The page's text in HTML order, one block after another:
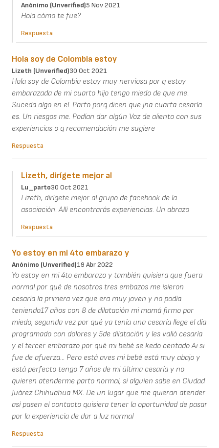
Anónimo (unverified)5 Nov 2021
Hola cómo te fue?
Respuesta
Hola soy de Colombia estoy
Lizeth (unverified)30 Oct 2021
Hola soy de Colombia estoy muy nerviosa por q estoy
embarazada de mi cuarto hijo tengo miedo de que me.
Suceda algo en el. Parto porq dicen que jna cuarta cesaría
es. Un riesgos me. Podían dar algún Voz de aliento con sus
experiencias o q recomendación me sugiere
Respuesta
Lizeth, dirígete mejor al
Lu_parto30 Oct 2021
Lizeth, dirígete mejor al grupo de facebook de la
asociación. Allí encontrarás experiencias. Un abrazo
Respuesta
Yo estoy en mi 4to embarazo y
Anónimo (unverified)19 Abr 2022
Yo estoy en mi 4to embarazo y también quisiera que fuera
normal por qué de nosotros tres embazos me isieron
cesaría la primera vez que era muy joven y no podía
teniendo17 años con 8 de dilatación mi mamá firmo por
miedo, segunda vez por qué ya tenía una cesaría llege el día
programado con dolores y 5de dilatación y les valió cesaría
y el tercer embarazo por qué mi bebé se kedo centado Ai si
fue de afuerza... Pero está aves mi bebé está muy abajo y
está perfecto tengo 7 años de mi última cesaría y no
quieren atenderme parto normal, si alguien sabe en Ciudad
Juárez Chihuahua MX. De un lugar que me quieran atender
así pasen el contacto quisiera tener la oportunidad de pasar
por la experiencia de dar a luz normal
Respuesta